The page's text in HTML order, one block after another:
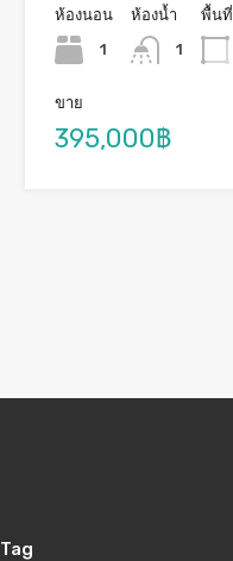
ห้องนอน
1
ห้องน้ำ
1
พื้นที่
ขาย
395,000฿
Tag